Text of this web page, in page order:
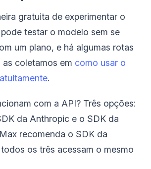
gratuita de experimentar o
testar o modelo sem se
um plano, e há algumas rotas
coletamos em como usar o
.
com a API? Três opções:
da Anthropic e o SDK da
recomenda o SDK da
os três acessam o mesmo